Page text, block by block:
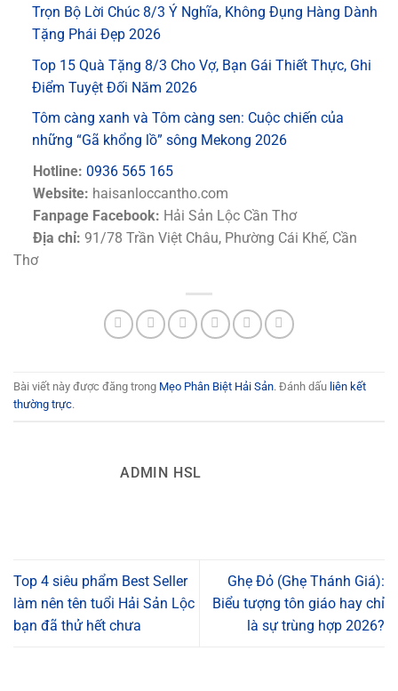
Trọn Bộ Lời Chúc 8/3 Ý Nghĩa, Không Đụng Hàng Dành
Tặng Phái Đẹp 2026
Top 15 Quà Tặng 8/3 Cho Vợ, Bạn Gái Thiết Thực, Ghi
Điểm Tuyệt Đối Năm 2026
Tôm càng xanh và Tôm càng sen: Cuộc chiến của
những “Gã khổng lồ” sông Mekong 2026
Hotline: 0936 565 165
Website: haisanloccantho.com
Fanpage Facebook: Hải Sản Lộc Cần Thơ
Địa chỉ: 91/78 Trần Việt Châu, Phường Cái Khế, Cần
Thơ
Bài viết này được đăng trong Mẹo Phân Biệt Hải Sản. Đánh dấu liên kết
thường trực.
ADMIN HSL
Top 4 siêu phẩm Best Seller
làm nên tên tuổi Hải Sản Lộc
bạn đã thử hết chưa
Ghẹ Đỏ (Ghẹ Thánh Giá):
Biểu tượng tôn giáo hay chỉ
là sự trùng hợp 2026?